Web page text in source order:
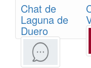
Chat de
Laguna de
Duero